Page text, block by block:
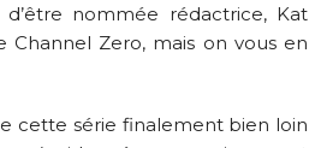
nommée rédactrice, Kat
Channel Zero, mais on vous en
cette série finalement bien loin